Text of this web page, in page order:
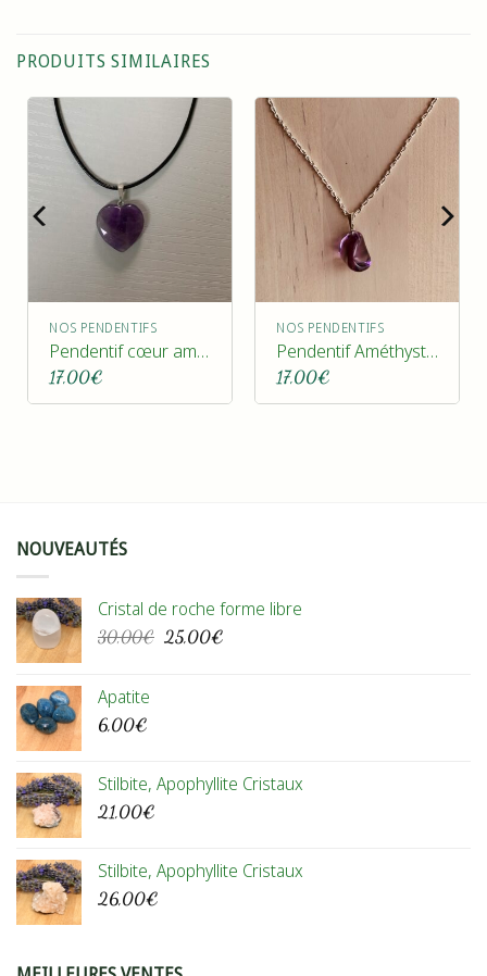
PRODUITS SIMILAIRES
NOS PENDENTIFS
Pendentif cœur améthyste
17,00€
NOS PENDENTIFS
Pendentif Améthyste pierre roulée
17,00€
NOUVEAUTÉS
Cristal de roche forme libre
30,00€ Le
25,00€Le
Apatite
6,00€
Stilbite, Apophyllite Cristaux
21,00€
Stilbite, Apophyllite Cristaux
26,00€